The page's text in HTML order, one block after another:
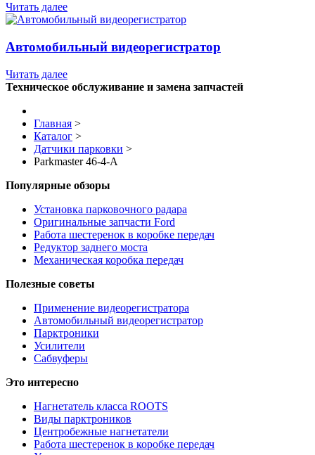
Читать далее
Автомобильный видеорегистратор
Читать далее
Техническое обслуживание и замена запчастей
Главная >
Каталог >
Датчики парковки >
Parkmaster 46-4-A
Популярные обзоры
Установка парковочного радара
Оригинальные запчасти Ford
Работа шестеренок в коробке передач
Редуктор заднего моста
Механическая коробка передач
Полезные советы
Применение видеорегистратора
Автомобильный видеорегистратор
Парктроники
Усилители
Cабвуферы
Это интересно
Нагнетатель класса ROOTS
Виды парктроников
Центробежные нагнетатели
Работа шестеренок в коробке передач